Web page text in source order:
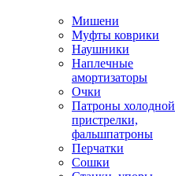
Мишени
Муфты коврики
Наушники
Наплечные
амортизаторы
Очки
Патроны холодной
пристрелки,
фальшпатроны
Перчатки
Сошки